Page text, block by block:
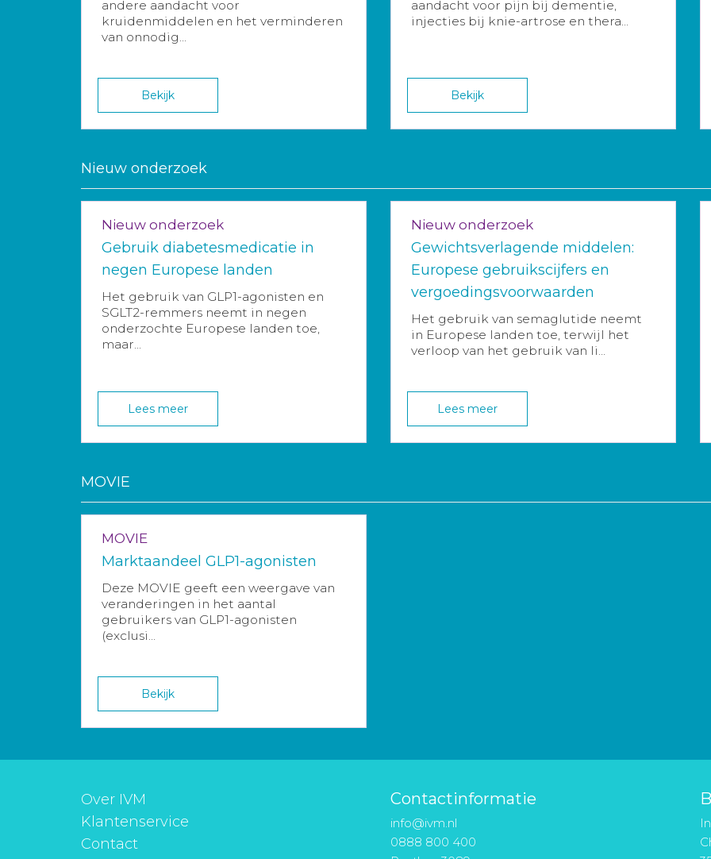
andere aandacht voor
kruidenmiddelen en het verminderen
van onnodig...
Bekijk
aandacht voor pijn bij dementie,
injecties bij knie-artrose en thera...
Bekijk
Nieuw onderzoek
Nieuw onderzoek
Gebruik diabetesmedicatie in
negen Europese landen
Het gebruik van GLP1-agonisten en
SGLT2-remmers neemt in negen
onderzochte Europese landen toe,
maar...
Lees meer
Nieuw onderzoek
Gewichtsverlagende middelen:
Europese gebruikscijfers en
vergoedingsvoorwaarden
Het gebruik van semaglutide neemt
in Europese landen toe, terwijl het
verloop van het gebruik van li...
Lees meer
MOVIE
MOVIE
Marktaandeel GLP1-agonisten
Deze MOVIE geeft een weergave van
veranderingen in het aantal
gebruikers van GLP1-agonisten
(exclusi...
Bekijk
Over IVM
Klantenservice
Contact
Contactinformatie
info@ivm.nl
0888 800 400